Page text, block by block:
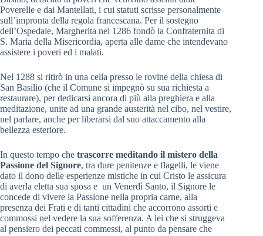
Poverelle e dai Mantellati, i cui statuti scrisse personalmente
sull’impronta della regola francescana. Per il sostegno
dell’Ospedale, Margherita nel 1286 fondò la Confraternita di
S. Maria della Misericordia, aperta alle dame che intendevano
assistere i poveri ed i malati.
Nel 1288 si ritirò in una cella presso le rovine della chiesa di
San Basilio (che il Comune si impegnò su sua richiesta a
restaurare), per dedicarsi ancora di più alla preghiera e alla
meditazione, unite ad una grande austerità nel cibo, nel vestire,
nel parlare, anche per liberarsi dal suo attaccamento alla
bellezza esteriore.
In questo tempo che trascorre meditando il mistero della
Passione del Signore, tra dure penitenze e flagelli, le viene
dato il dono delle esperienze mistiche in cui Cristo le assicura
di averla eletta sua sposa e un Venerdì Santo, il Signore le
concede di vivere la Passione nella propria carne, alla
presenza dei Frati e di tanti cittadini che accorrono assorti e
commossi nel vedere la sua sofferenza. A lei che si struggeva
al pensiero dei peccati commessi, al punto da pensare che